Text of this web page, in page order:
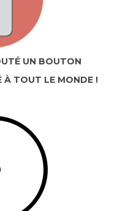
UN BOUTON
À TOUT LE MONDE !